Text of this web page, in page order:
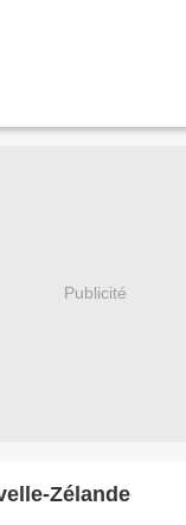
Publicité
Zélande